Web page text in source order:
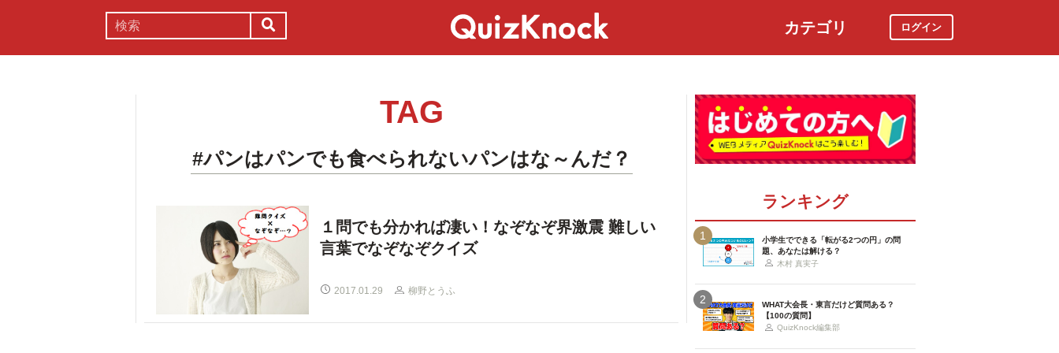
カテゴリ ログイン
TAG
#パンはパンでも食べられないパンはな～んだ？
１問でも分かれば凄い！なぞなぞ界激震 難しい
言葉でなぞなぞクイズ
2017.01.29 柳野とうふ
ランキング
1
小学生でできる「転がる2つの円」の問
題、あなたは解ける？
木村 真実子
2
WHAT大会長・東言だけど質問ある？
【100の質問】
QuizKnock編集部